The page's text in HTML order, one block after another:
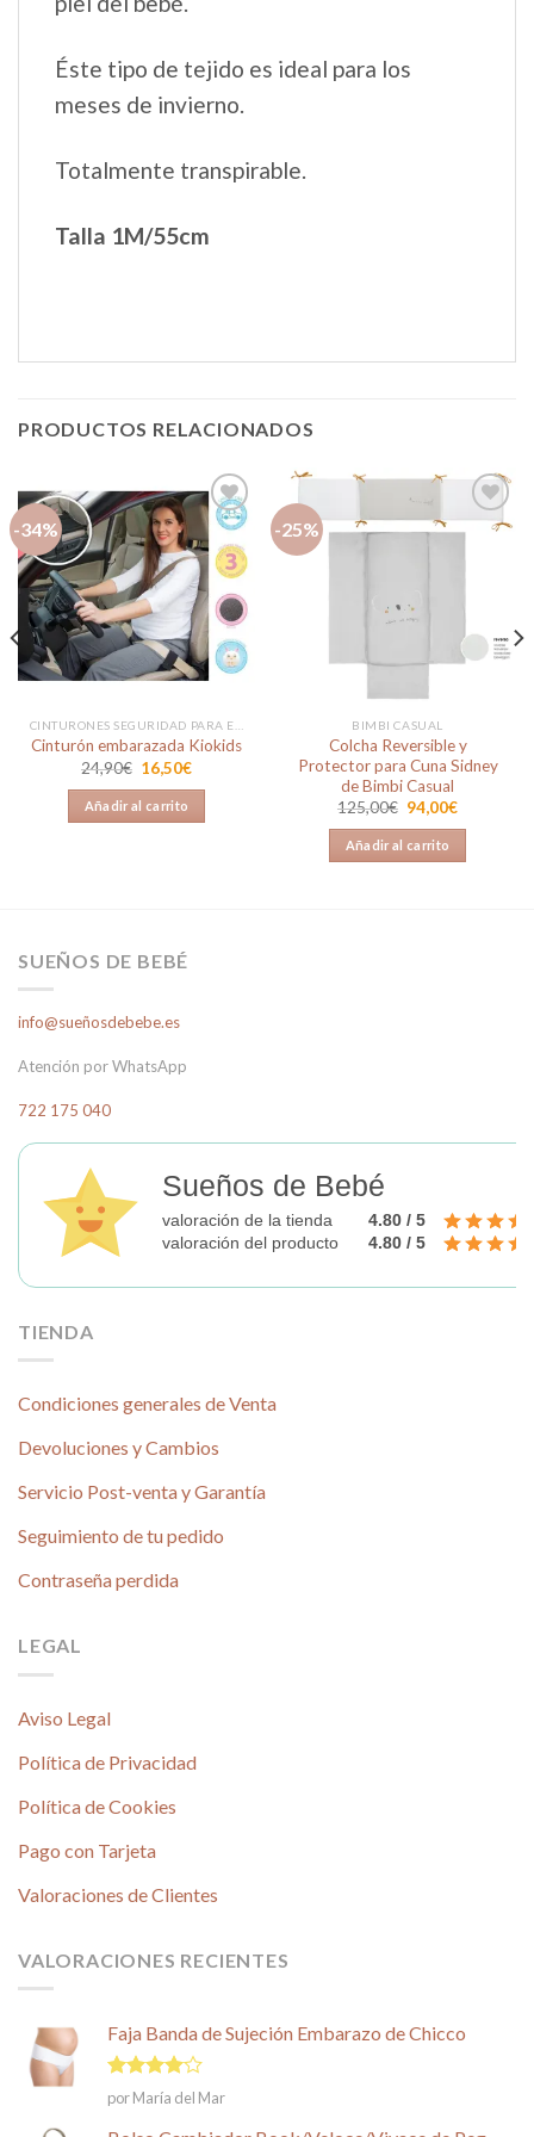
Éste tipo de tejido es ideal para los
meses de invierno.
Totalmente transpirable.
Talla 1M/55cm
PRODUCTOS RELACIONADOS
-34%
Añadir
lista de
deseos
Cinturón embarazada Kiokids
24,90€ El
precio
original
era:
24,90€.
16,50€El
16,50€.
Añadir al carrito
-25%
BIMBI CASUAL
Colcha Reversible y
Protector para Cuna Sidney
de Bimbi Casual
125,00€ El
precio
original
era:
125,00€.
94,00€El
94,00€.
Añadir al carrito
SUEÑOS DE BEBÉ
info@sueñosdebebe.es
Atención por WhatsApp
722 175 040
Sueños de Bebé
valoración de la tienda
4.80 / 5
valoración del producto
4.80 / 5
TIENDA
Condiciones generales de Venta
Devoluciones y Cambios
Servicio Post-venta y Garantía
Seguimiento de tu pedido
Contraseña perdida
LEGAL
Aviso Legal
Política de Privacidad
Política de Cookies
Pago con Tarjeta
Valoraciones de Clientes
VALORACIONES RECIENTES
Faja Banda de Sujeción Embarazo de Chicco
Valorado
en
5
por María del Mar